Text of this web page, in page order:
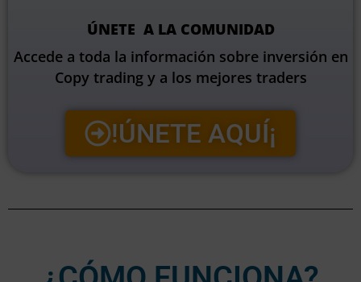
ÚNETE A LA COMUNIDAD
Accede a toda la información sobre inversión en
Copy trading y a los mejores traders
!ÚNETE AQUÍ¡